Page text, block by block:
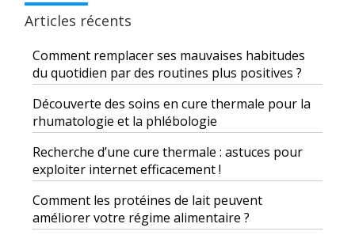
Articles récents
Comment remplacer ses mauvaises habitudes
du quotidien par des routines plus positives ?
Découverte des soins en cure thermale pour la
rhumatologie et la phlébologie
Recherche d’une cure thermale : astuces pour
exploiter internet efficacement !
Comment les protéines de lait peuvent
améliorer votre régime alimentaire ?